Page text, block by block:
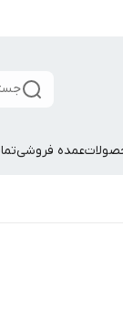
عمده فروشی